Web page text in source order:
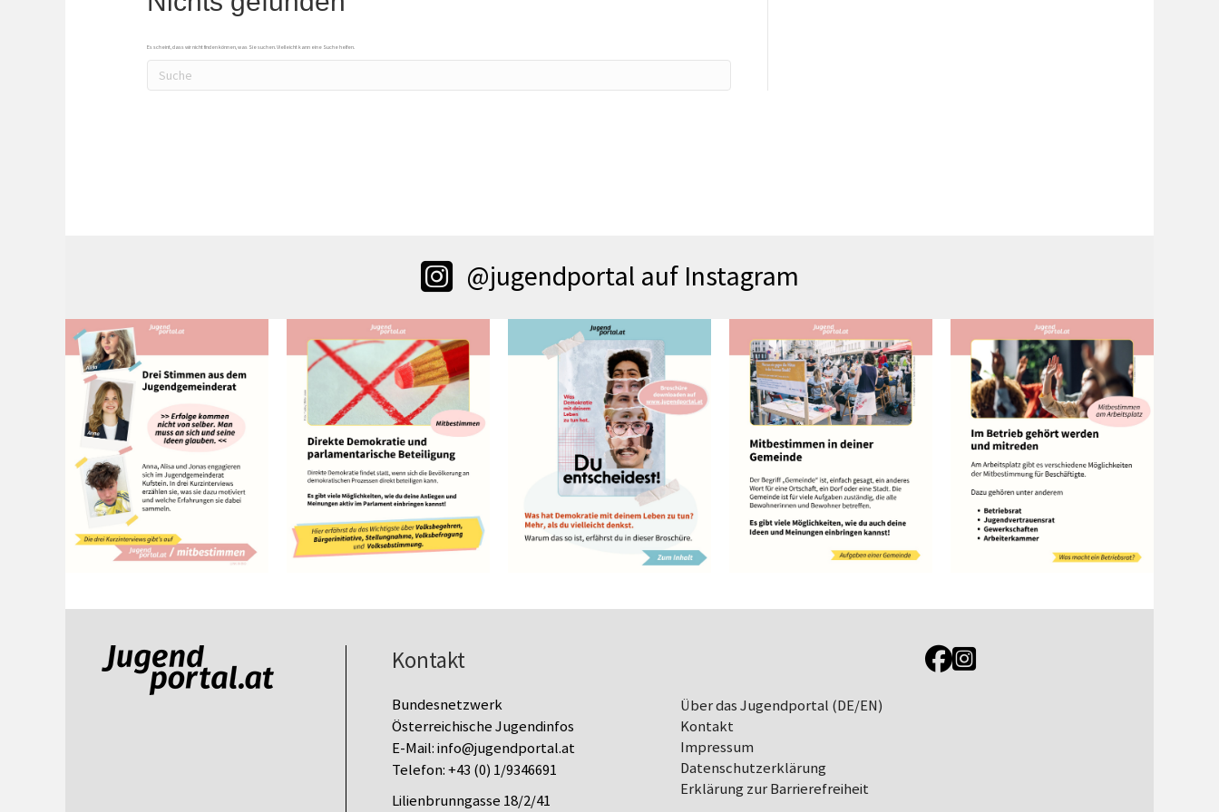
Es scheint, dass wir nicht finden können, was Sie suchen. Vielleicht kann eine Suche helfen.
@jugendportal auf Instagram
Kontakt
Bundesnetzwerk
Österreichische Jugendinfos
E-Mail:info@jugendportal.at
Telefon:+43 (0) 1/9346691
Lilienbrunngasse 18/2/41
Über das Jugendportal (DE/EN)
Kontakt
Impressum
Datenschutz­erklärung
Erklärung zur Barrierefreiheit
Link zur Jugendportal Facebookseite
Link zur Jugendportal Instagramseite